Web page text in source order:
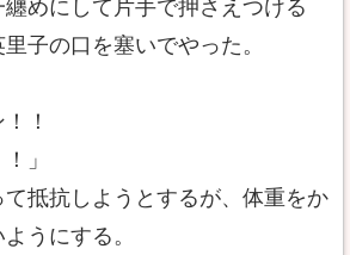
めにして片手で押さえつける
子の口を塞いでやった。
！
」
抵抗しようとするが、体重をか
うにする。